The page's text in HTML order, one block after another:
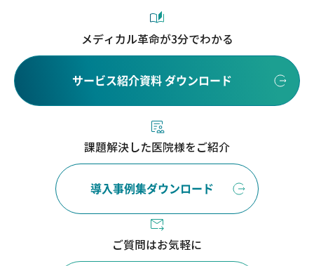
メディカル革命が3分でわかる
サービス紹介資料 ダウンロード
課題解決した医院様をご紹介
導入事例集ダウンロード
ご質問はお気軽に